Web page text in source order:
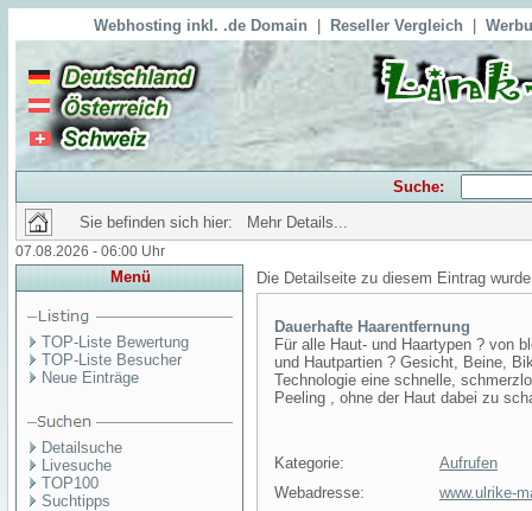
Webhosting inkl. .de Domain Reseller Vergleich
Suche:
Sie befinden sich hier: Mehr Details...
07.08.2026 - 06:00 Uhr
Menü
TOP-Liste Bewertung
TOP-Liste Besucher
Neue Einträge
Detailsuche
Livesuche
TOP100
Suchtipps
Die Detailseite zu diesem Eintrag
Dauerhafte Haarentfernung
Für alle Haut- und Haartypen ? von
und Hautpartien ? Gesicht, Beine,
Technologie eine schnelle,
Peeling , ohne der Haut dabei zu
Kategorie:
Aufrufen
Webadresse:
www.ulrike-